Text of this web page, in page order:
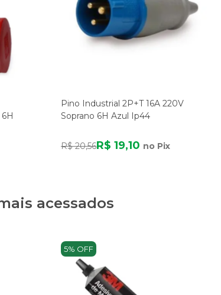
Pino Industrial 2P+T 16A 220V
Soprano 6H Azul Ip44
R$ 20,56R$ 19,10 no Pix
acessados
5% OFF